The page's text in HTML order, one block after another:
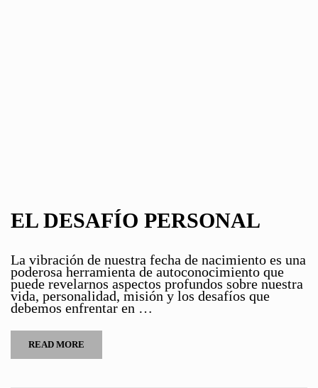
EL DESAFÍO PERSONAL
La vibración de nuestra fecha de nacimiento es una
poderosa herramienta de autoconocimiento que
puede revelarnos aspectos profundos sobre nuestra
vida, personalidad, misión y los desafíos que
debemos enfrentar en …
READ MORE